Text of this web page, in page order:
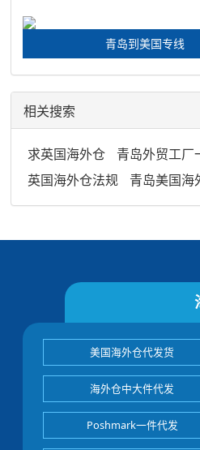
青岛到美国专线
相关搜索
求英国海外仓 青岛外贸工厂
英国海外仓法规
青岛美国海
美国海外仓代发货
海外仓中大件代发
Poshmark一件代发